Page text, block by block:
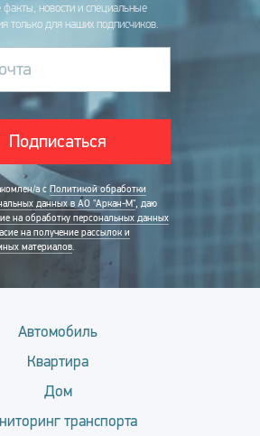
факты, новости и специальные
только для наших подписчиков.
Подписаться
а с Политикой обработки
данных в АО "Аркан-М", даю
на обработку персональных данных
на получение рассылок и
материалов.
Автомобиль
Квартира
Дом
транспорта